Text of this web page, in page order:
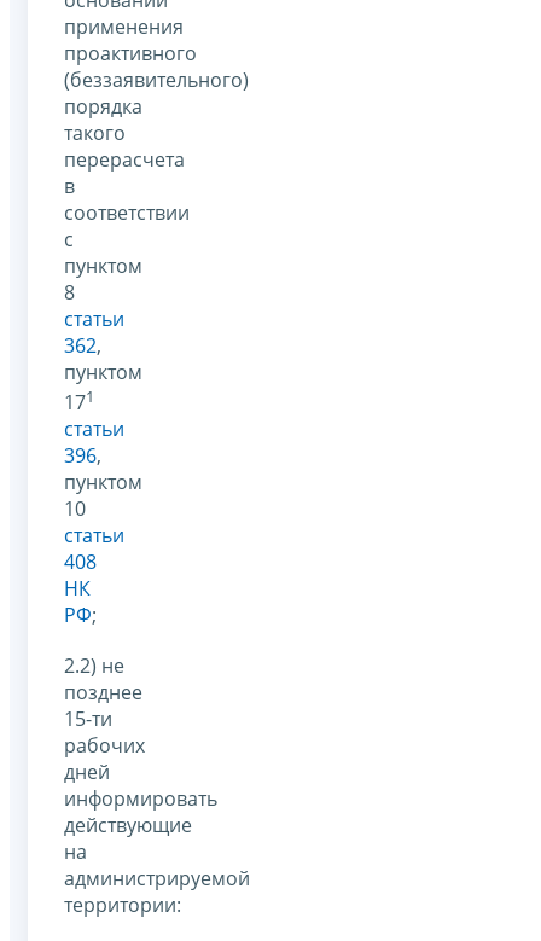
применения
проактивного
(беззаявительного)
порядка
такого
перерасчета
в
соответствии
с
пунктом
8
статьи
362,
пунктом
171
статьи
396,
пунктом
10
статьи
408
НК
РФ;
2.2) не
позднее
15-ти
рабочих
дней
информировать
действующие
на
администрируемой
территории: